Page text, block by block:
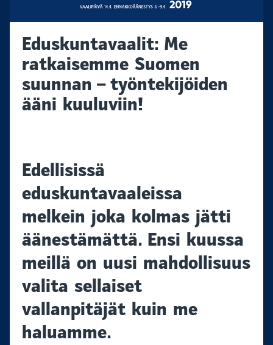
Eduskuntavaalit: Me
ratkaisemme Suomen
suunnan – työntekijöiden
ääni kuuluviin!
Edellisissä
eduskuntavaaleissa
melkein joka kolmas jätti
äänestämättä. Ensi kuussa
meillä on uusi mahdollisuus
valita sellaiset
vallanpitäjät kuin me
haluamme.